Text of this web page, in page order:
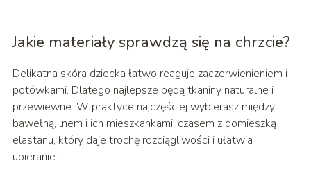
Jakie materiały sprawdzą się na chrzcie?
Delikatna skóra dziecka łatwo reaguje zaczerwienieniem i
potówkami. Dlatego najlepsze będą tkaniny naturalne i
przewiewne. W praktyce najczęściej wybierasz między
bawełną, lnem i ich mieszkankami, czasem z domieszką
elastanu, który daje trochę rozciągliwości i ułatwia
ubieranie.